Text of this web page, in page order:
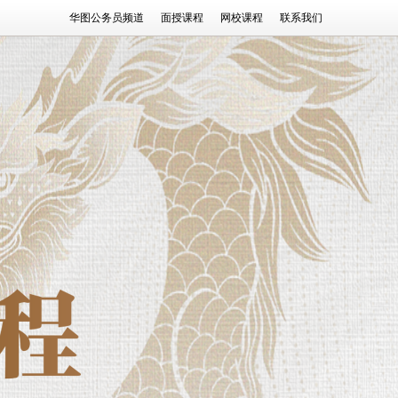
华图公务员频道 面授课程 网校课程 联系我们